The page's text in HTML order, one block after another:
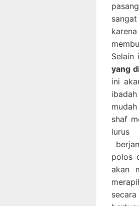
yang
ini
shaf
lurus
polos
akan